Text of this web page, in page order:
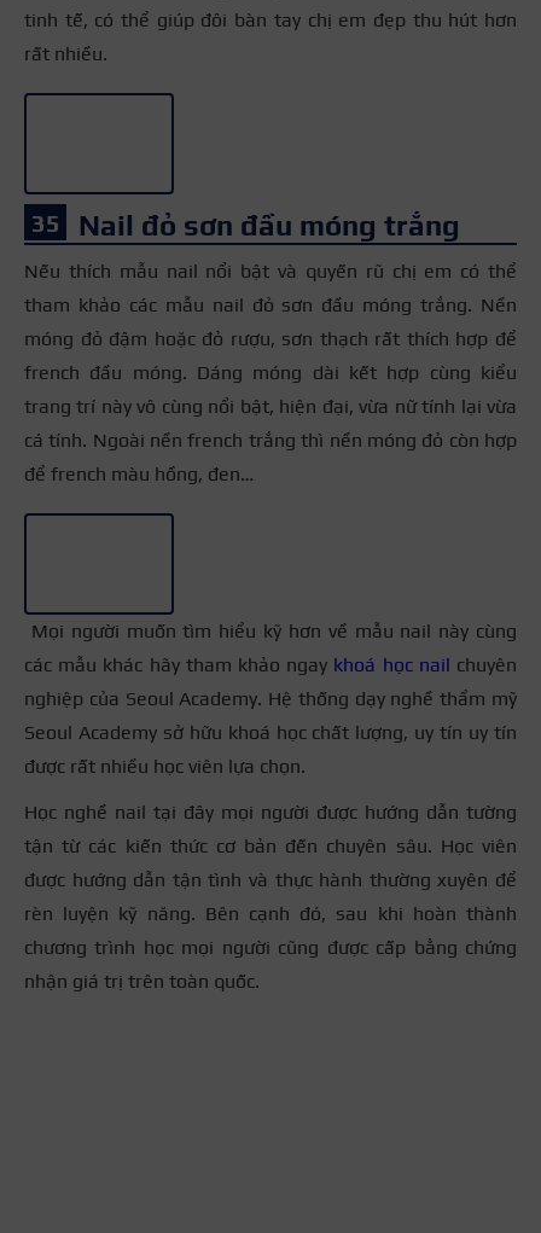
tinh tế, có thể giúp đôi bàn tay chị em đẹp thu hút hơn
rất nhiều.
Nail đỏ sơn đầu móng trắng
Nếu thích mẫu nail nổi bật và quyến rũ chị em có thể
tham khảo các mẫu nail đỏ sơn đầu móng trắng. Nền
móng đỏ đậm hoặc đỏ rượu, sơn thạch rất thích hợp để
french đầu móng. Dáng móng dài kết hợp cùng kiểu
trang trí này vô cùng nổi bật, hiện đại, vừa nữ tính lại vừa
cá tính. Ngoài nền french trắng thì nền móng đỏ còn hợp
để french màu hồng, đen…
Mọi người muốn tìm hiểu kỹ hơn về mẫu nail này cùng
các mẫu khác hãy tham khảo ngay khoá học nail chuyên
nghiệp của Seoul Academy. Hệ thống dạy nghề thẩm mỹ
Seoul Academy sở hữu khoá học chất lượng, uy tín uy tín
được rất nhiều học viên lựa chọn.
Học nghề nail tại đây mọi người được hướng dẫn tường
tận từ các kiến thức cơ bản đến chuyên sâu. Học viên
được hướng dẫn tận tình và thực hành thường xuyên để
rèn luyện kỹ năng. Bên cạnh đó, sau khi hoàn thành
chương trình học mọi người cũng được cấp bằng chứng
nhận giá trị trên toàn quốc.